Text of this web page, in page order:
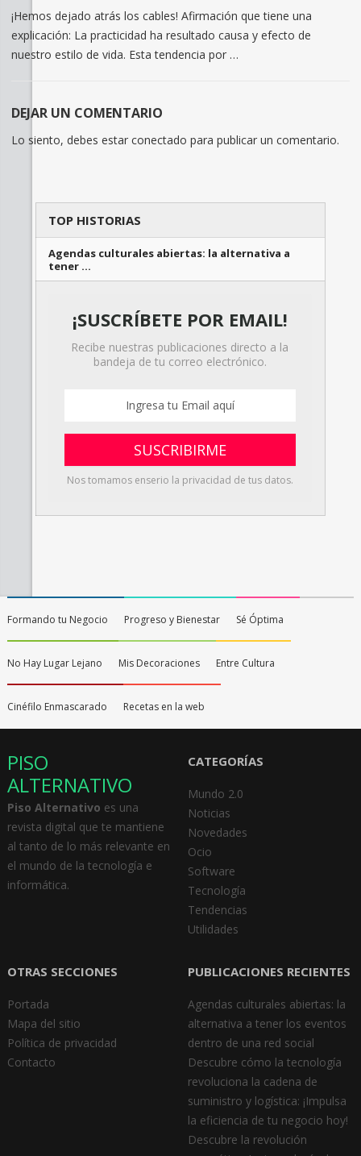
¡Hemos dejado atrás los cables! Afirmación que tiene una
explicación: La practicidad ha resultado causa y efecto de
nuestro estilo de vida. Esta tendencia por …
DEJAR UN COMENTARIO
Lo siento, debes estar conectado para publicar un comentario.
TOP HISTORIAS
Agendas culturales abiertas: la alternativa a
tener …
¡SUSCRÍBETE POR EMAIL!
Recibe nuestras publicaciones directo a la
bandeja de tu correo electrónico.
Nos tomamos enserio la privacidad de tus datos.
Formando tu Negocio Progreso y Bienestar Sé Óptima
No Hay Lugar Lejano Mis Decoraciones Entre Cultura
Cinéfilo Enmascarado Recetas en la web
PISO
ALTERNATIVO
Piso Alternativo es una
revista digital que te mantiene
al tanto de lo más relevante en
el mundo de la tecnología e
informática.
CATEGORÍAS
Mundo 2.0
Noticias
Novedades
Ocio
Software
Tecnología
Tendencias
Utilidades
OTRAS SECCIONES
Portada
Mapa del sitio
Política de privacidad
Contacto
PUBLICACIONES RECIENTES
Agendas culturales abiertas: la
alternativa a tener los eventos
dentro de una red social
Descubre cómo la tecnología
revoluciona la cadena de
suministro y logística: ¡Impulsa
la eficiencia de tu negocio hoy!
Descubre la revolución